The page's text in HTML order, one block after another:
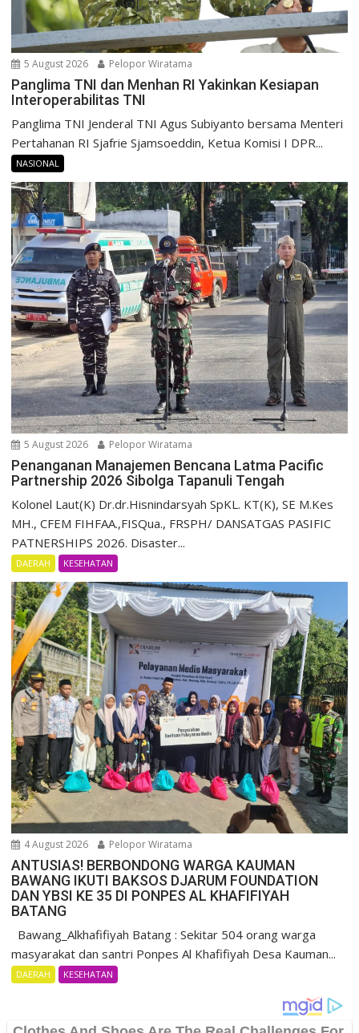
5 August 2026 Pelopor Wiratama
Panglima TNI dan Menhan RI Yakinkan Kesiapan
Interoperabilitas TNI
Panglima TNI Jenderal TNI Agus Subiyanto bersama Menteri
Pertahanan RI Sjafrie Sjamsoeddin, Ketua Komisi I DPR...
NASIONAL
5 August 2026 Pelopor Wiratama
Penanganan Manajemen Bencana Latma Pacific
Partnership 2026 Sibolga Tapanuli Tengah
Kolonel Laut(K) Dr.dr.Hisnindarsyah SpKL. KT(K), SE M.Kes
MH., CFEM FIHFAA.,FISQua., FRSPH/ DANSATGAS PASIFIC
PATNERSHIPS 2026. Disaster...
DAERAH KESEHATAN
4 August 2026 Pelopor Wiratama
ANTUSIAS! BERBONDONG WARGA KAUMAN
BAWANG IKUTI BAKSOS DJARUM FOUNDATION
DAN YBSI KE 35 DI PONPES AL KHAFIFIYAH
BATANG
Bawang_Alkhafifiyah Batang : Sekitar 504 orang warga
masyarakat dan santri Ponpes Al Khafifiyah Desa Kauman...
DAERAH KESEHATAN